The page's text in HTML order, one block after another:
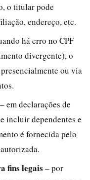
o titular pode
endereço, etc.
há erro no CPF
divergente), o
ou via
– em declarações de
incluir dependentes e
é fornecida pelo
fins legais – por